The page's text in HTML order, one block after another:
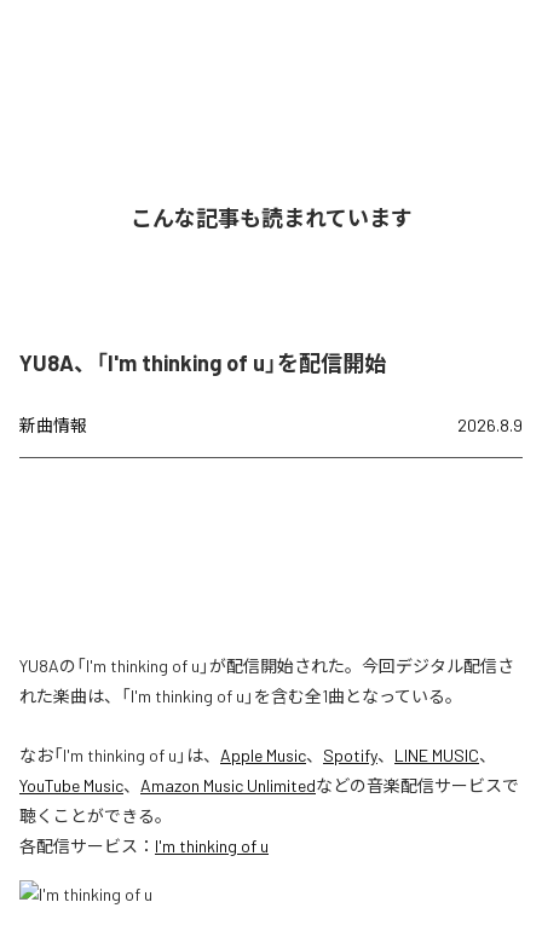
こんな記事も読まれています
YU8A、「I'm thinking of u」を配信開始
新曲情報 2026.8.9
YU8Aの「I'm thinking of u」が配信開始された。今回デジタル配信さ
れた楽曲は、「I'm thinking of u」を含む全1曲となっている。
なお「I'm thinking of u 」は、 Apple Music、 Spotify、 LINE MUSIC、
YouTube Music、 Amazon Music Unlimitedなどの音楽配信サービスで
聴くことができる。
各配信サービス： I'm thinking of u